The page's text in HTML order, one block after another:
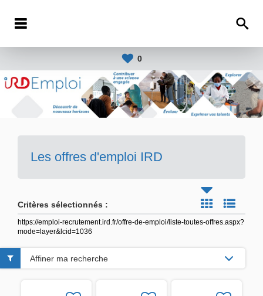
0
Les offres d'emploi IRD
Critères sélectionnés :
https://emploi-recrutement.ird.fr/offre-de-emploi/liste-toutes-offres.aspx?
mode=layer&lcid=1036
Affiner ma recherche